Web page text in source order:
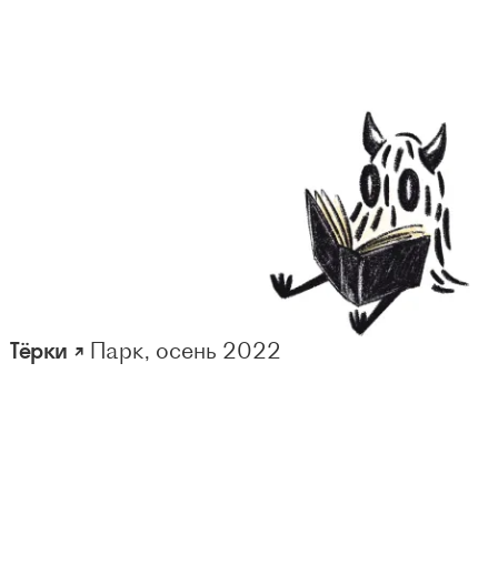
Тёрки ↗ Парк, осень 2022